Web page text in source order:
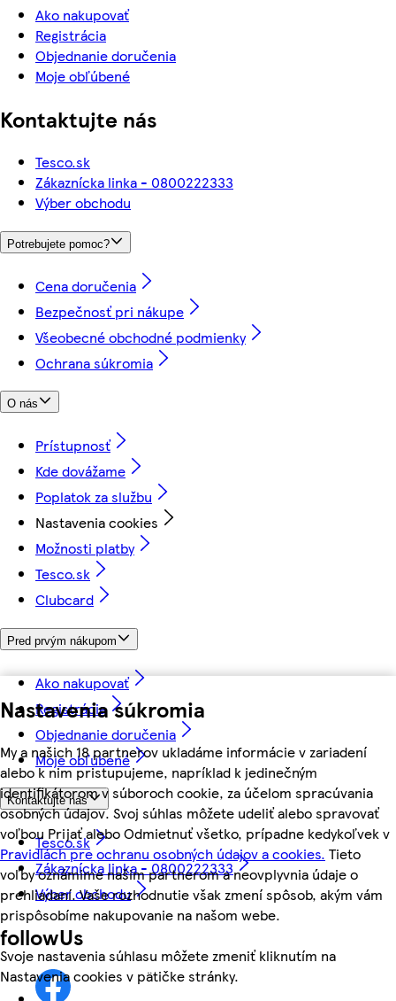
Nastavenia súkromia
My a našich 18 partnerov ukladáme informácie v zariadení
alebo k nim pristupujeme, napríklad k jedinečným
identifikátorom v súboroch cookie, za účelom spracúvania
osobných údajov. Svoj súhlas môžete udeliť alebo spravovať
voľbou Prijať alebo Odmietnuť všetko, prípadne kedykoľvek v
Pravidlách pre ochranu osobných údajov a cookies. Tieto
voľby oznámime našim partnerom a neovplyvnia údaje o
prehliadaní. Vaše rozhodnutie však zmení spôsob, akým vám
prispôsobíme nakupovanie na našom webe.
Svoje nastavenia súhlasu môžete zmeniť kliknutím na
Nastavenia cookies v pätičke stránky.
Ako nakupovať
Registrácia
Objednanie doručenia
Moje obľúbené
Kontaktujte nás
Tesco.sk
Zákaznícka linka - 0800222333
Výber obchodu
Potrebujete pomoc?
Cena doručenia
Bezpečnosť pri nákupe
Všeobecné obchodné podmienky
Ochrana súkromia
O nás
Prístupnosť
Kde dovážame
Poplatok za službu
Nastavenia cookies
Možnosti platby
Tesco.sk
Clubcard
Pred prvým nákupom
Ako nakupovať
Registrácia
Objednanie doručenia
Moje obľúbené
Kontaktujte nás
Tesco.sk
Zákaznícka linka - 0800222333
Výber obchodu
followUs